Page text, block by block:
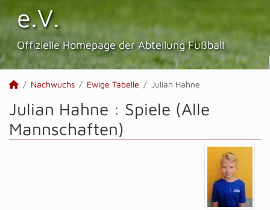
e.V.
Offizielle Homepage der Abteilung Fußball
Nachwuchs Ewige Tabelle Julian Hahne
Julian Hahne : Spiele (Alle
Mannschaften)